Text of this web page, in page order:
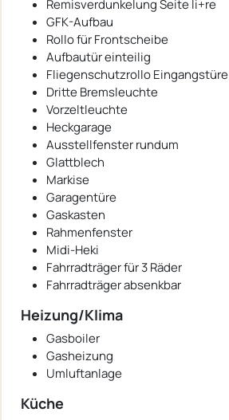
Remisverdunkelung Seite li+re
GFK-Aufbau
Rollo für Frontscheibe
Aufbautür einteilig
Fliegenschutzrollo Eingangstüre
Dritte Bremsleuchte
Vorzeltleuchte
Heckgarage
Ausstellfenster rundum
Glattblech
Markise
Garagentüre
Gaskasten
Rahmenfenster
Midi-Heki
Fahrradträger für 3 Räder
Fahrradträger absenkbar
Heizung/Klima
Gasboiler
Gasheizung
Umluftanlage
Küche